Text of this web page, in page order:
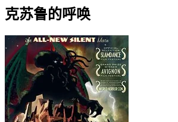
克苏鲁的呼唤